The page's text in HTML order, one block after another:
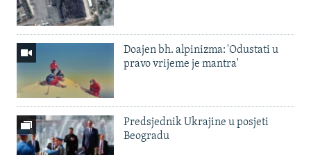
Doajen bh. alpinizma: 'Odustati u
pravo vrijeme je mantra'
Predsjednik Ukrajine u posjeti
Beogradu